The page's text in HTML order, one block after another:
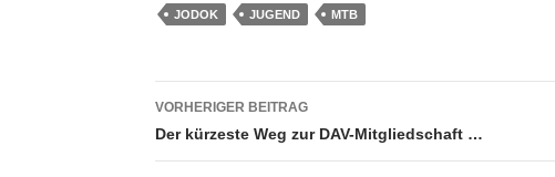
JODOK JUGEND MTB
Beitragsnavigation
VORHERIGER BEITRAG
Der kürzeste Weg zur DAV-Mitgliedschaft …